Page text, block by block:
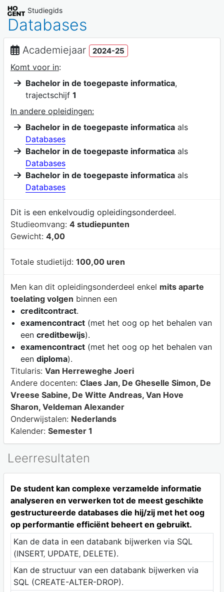
Studiegids
Databases
Academiejaar 2024-25
Komt voor in:
Bachelor in de toegepaste informatica,
trajectschijf 1
In andere opleidingen:
Bachelor in de toegepaste informaticaals
Databases
Bachelor in de toegepaste informaticaals
Databases
Bachelor in de toegepaste informaticaals
Databases
Dit is een enkelvoudig opleidingsonderdeel.
Studieomvang: 4 studiepunten
Gewicht: 4,00
Totale studietijd: 100,00 uren
Men kan dit opleidingsonderdeel enkel mits aparte
toelating volgen binnen een
creditcontract.
examencontract(met het oog op het behalen van
een creditbewijs).
examencontract(met het oog op het behalen van
een diploma).
Titularis: Van Herreweghe Joeri
Andere docenten: Claes Jan, De Gheselle Simon, De
Vreese Sabine, De Witte Andreas, Van Hove
Sharon, Veldeman Alexander
Onderwijstalen: Nederlands
Kalender: Semester 1
Leerresultaten
De student kan complexe verzamelde informatie
analyseren en verwerken tot de meest geschikte
gestructureerde databases die hij/zij met het oog
op performantie efficiënt beheert en gebruikt.
Kan de data in een databank bijwerken via SQL
(INSERT‚ UPDATE‚ DELETE).
Kan de structuur van een databank bijwerken via
SQL (CREATE-ALTER-DROP).